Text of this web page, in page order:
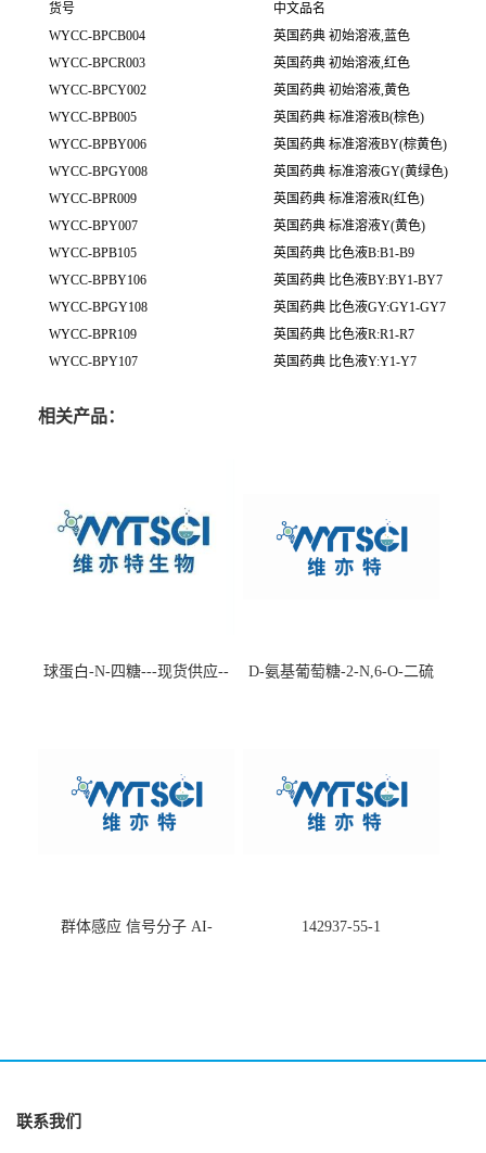
货号
中文品名
WYCC-BPCB004
英国药典 初始溶液,蓝色
WYCC-BPCR003
英国药典 初始溶液,红色
WYCC-BPCY002
英国药典 初始溶液,黄色
WYCC-BPB005
英国药典 标准溶液B(棕色)
WYCC-BPBY006
英国药典 标准溶液BY(棕黄色)
WYCC-BPGY008
英国药典 标准溶液GY(黄绿色)
WYCC-BPR009
英国药典 标准溶液R(红色)
WYCC-BPY007
英国药典 标准溶液Y(黄色)
WYCC-BPB105
英国药典 比色液B:B1-B9
WYCC-BPBY106
英国药典 比色液BY:BY1-BY7
WYCC-BPGY108
英国药典 比色液GY:GY1-GY7
WYCC-BPR109
英国药典 比色液R:R1-R7
WYCC-BPY107
英国药典 比色液Y:Y1-Y7
相关产品：
球蛋白-N-四糖---现货供应--
D-氨基葡萄糖-2-N,6-O-二硫
群体感应 信号分子 AI-
142937-55-1
联系我们